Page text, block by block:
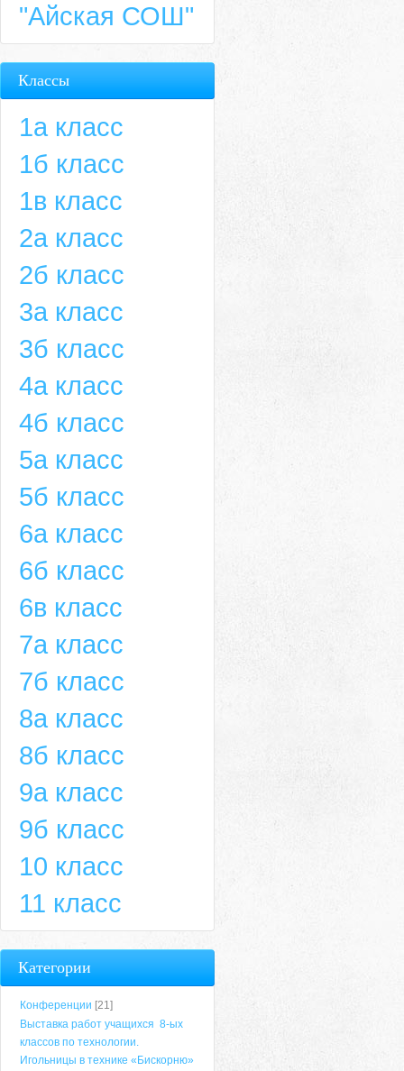
"Айская СОШ"
Классы
1а класс
1б класс
1в класс
2а класс
2б класс
3а класс
3б класс
4а класс
4б класс
5а класс
5б класс
6а класс
6б класс
6в класс
7а класс
7б класс
8а класс
8б класс
9а класс
9б класс
10 класс
11 класс
Категории
Конференции [21]
Выставка работ учащихся 8-ых
классов по технологии.
Игольницы в технике «Бискорню»